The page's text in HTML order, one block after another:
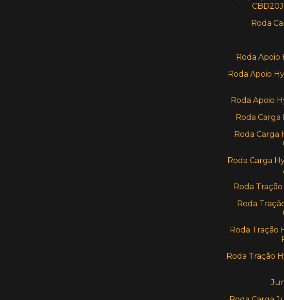
Roda
Roda Apoio
Roda Apoio
Roda Apoio
Roda Carga
Roda Carga
Roda Carga
Roda
Roda
Roda Tração
Roda Tração